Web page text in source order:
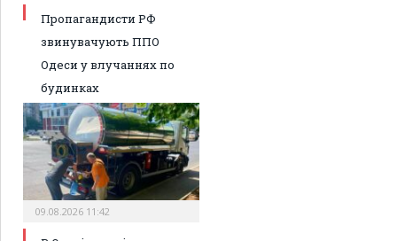
Пропагандисти РФ
звинувачують ППО
Одеси у влучаннях по
будинках
09.08.2026 11:42